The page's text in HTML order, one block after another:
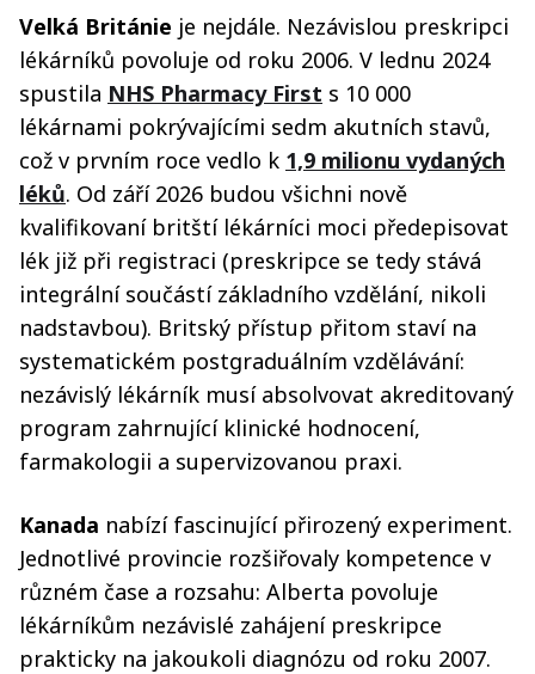
Velká Británie je nejdále. Nezávislou preskripci
lékárníků povoluje od roku 2006. V lednu 2024
spustila NHS Pharmacy First s 10 000
lékárnami pokrývajícími sedm akutních stavů,
což v prvním roce vedlo k 1,9 milionu vydaných
léků. Od září 2026 budou všichni nově
kvalifikovaní britští lékárníci moci předepisovat
lék již při registraci (preskripce se tedy stává
integrální součástí základního vzdělání, nikoli
nadstavbou). Britský přístup přitom staví na
systematickém postgraduálním vzdělávání:
nezávislý lékárník musí absolvovat akreditovaný
program zahrnující klinické hodnocení,
farmakologii a supervizovanou praxi.
Kanada nabízí fascinující přirozený experiment.
Jednotlivé provincie rozšiřovaly kompetence v
různém čase a rozsahu: Alberta povoluje
lékárníkům nezávislé zahájení preskripce
prakticky na jakoukoli diagnózu od roku 2007.